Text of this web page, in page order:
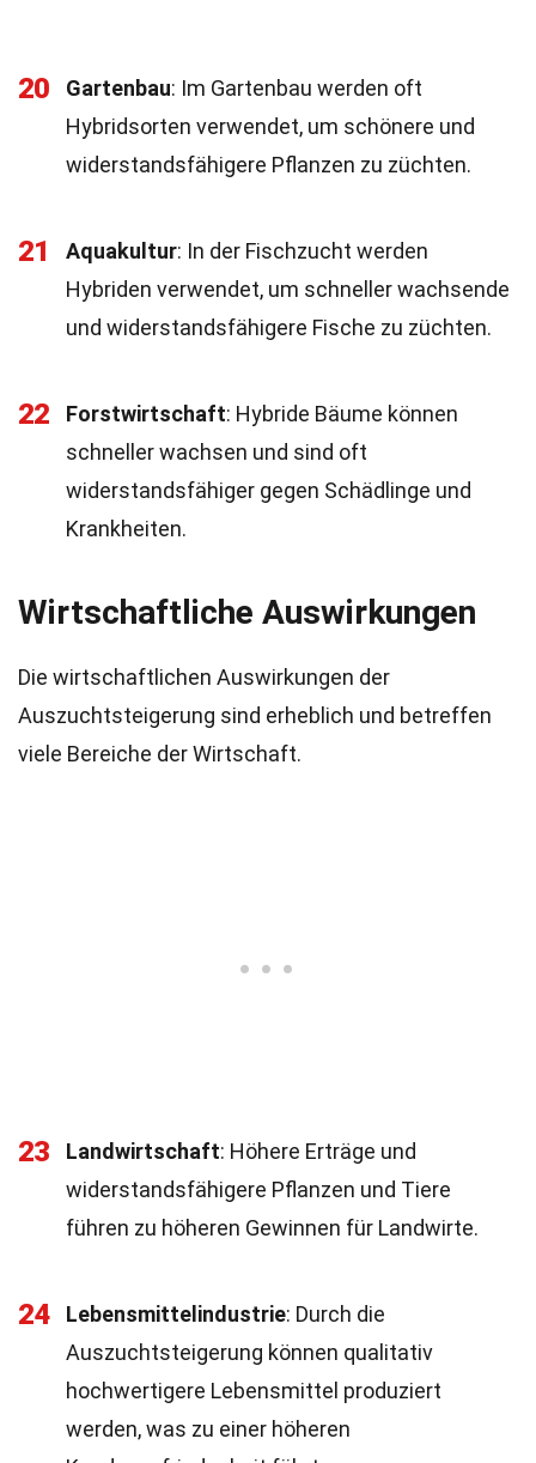
20 Gartenbau: Im Gartenbau werden oft
Hybridsorten verwendet, um schönere und
widerstandsfähigere Pflanzen zu züchten.
21 Aquakultur: In der Fischzucht werden
Hybriden verwendet, um schneller wachsende
und widerstandsfähigere Fische zu züchten.
22 Forstwirtschaft: Hybride Bäume können
schneller wachsen und sind oft
widerstandsfähiger gegen Schädlinge und
Krankheiten.
Wirtschaftliche Auswirkungen
Die wirtschaftlichen Auswirkungen der
Auszuchtsteigerung sind erheblich und betreffen
viele Bereiche der Wirtschaft.
23 Landwirtschaft: Höhere Erträge und
widerstandsfähigere Pflanzen und Tiere
führen zu höheren Gewinnen für Landwirte.
24 Lebensmittelindustrie: Durch die
Auszuchtsteigerung können qualitativ
hochwertigere Lebensmittel produziert
werden, was zu einer höheren